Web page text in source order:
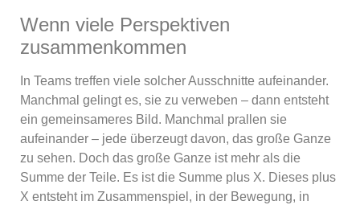
Wenn viele Perspektiven
zusammenkommen
In Teams treffen viele solcher Ausschnitte aufeinander.
Manchmal gelingt es, sie zu verweben – dann entsteht
ein gemeinsameres Bild. Manchmal prallen sie
aufeinander – jede überzeugt davon, das große Ganze
zu sehen. Doch das große Ganze ist mehr als die
Summe der Teile. Es ist die Summe plus X. Dieses plus
X entsteht im Zusammenspiel, in der Bewegung, in